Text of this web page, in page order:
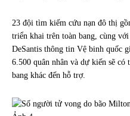
23 đội tìm kiếm cứu nạn đô thị
triển khai trên toàn bang, cùng
DeSantis thông tin Vệ binh quốc
6.500 quân nhân và dự kiến ​​sẽ
bang khác đến hỗ trợ.